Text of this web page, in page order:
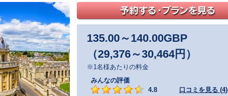
135.00～ 140.00GBP
（29,376～30,464円）
※1名様あたりの料金
みんなの評価
4.8
口コミを見る (4)